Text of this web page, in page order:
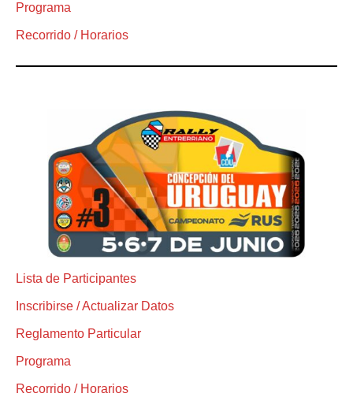
Programa
Recorrido / Horarios
Lista de Participantes
Inscribirse / Actualizar Datos
Reglamento Particular
Programa
Recorrido / Horarios